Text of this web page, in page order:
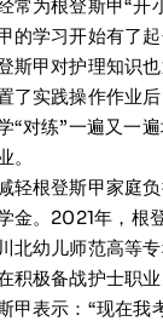
常为根登斯甲“开
的学习开始有了
斯甲对护理知识
了实践操作作业
“对练”一遍又一
。
轻根登斯甲家庭
金。2021年，根
北幼儿师范高等
积极备战护士职业
甲表示：“现在我